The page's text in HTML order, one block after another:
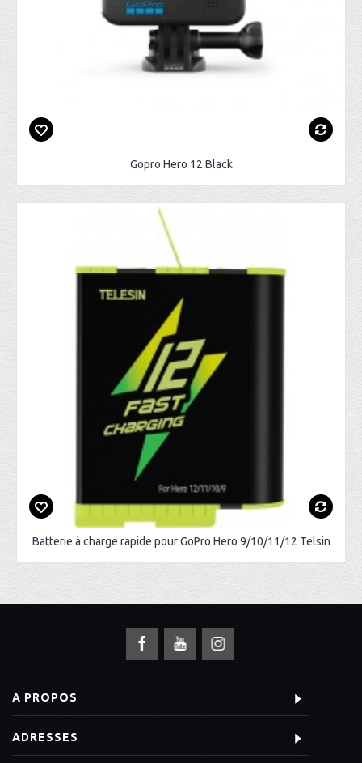
Gopro Hero 12 Black
Batterie à charge rapide pour GoPro Hero 9/10/11/12 Telsin
A PROPOS
ADRESSES